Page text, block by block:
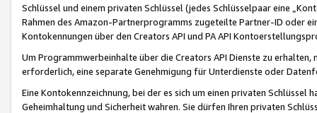
Schlüssel und einem privaten Schlüssel (jedes Schlüsselpaar eine
Rahmen des Amazon-Partnerprogramms zugeteilte Partner-ID oder
Kontokennungen über den Creators API und PA API
Um Programmwerbeinhalte über die Creators API Dienste zu
erforderlich, eine separate Genehmigung für Unterdienste oder
Eine Kontokennzeichnung, bei der es sich um einen privaten
Geheimhaltung und Sicherheit wahren. Sie dürfen Ihren privaten